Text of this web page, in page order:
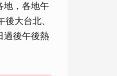
地，各地午
大台北、
過後午後熱